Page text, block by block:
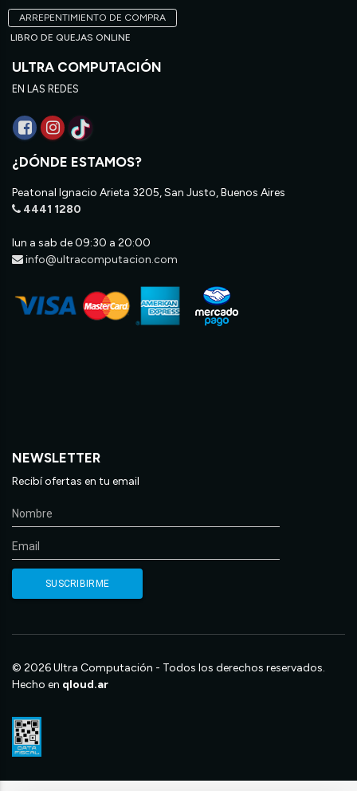
ARREPENTIMIENTO DE COMPRA
LIBRO DE QUEJAS ONLINE
ULTRA COMPUTACIÓN
EN LAS REDES
¿DÓNDE ESTAMOS?
Peatonal Ignacio Arieta 3205, San Justo, Buenos Aires
4441 1280
lun a sab de 09:30 a 20:00
info@ultracomputacion.com
NEWSLETTER
Recibí ofertas en tu email
© 2026 Ultra Computación - Todos los derechos reservados.
Hecho en qloud.ar